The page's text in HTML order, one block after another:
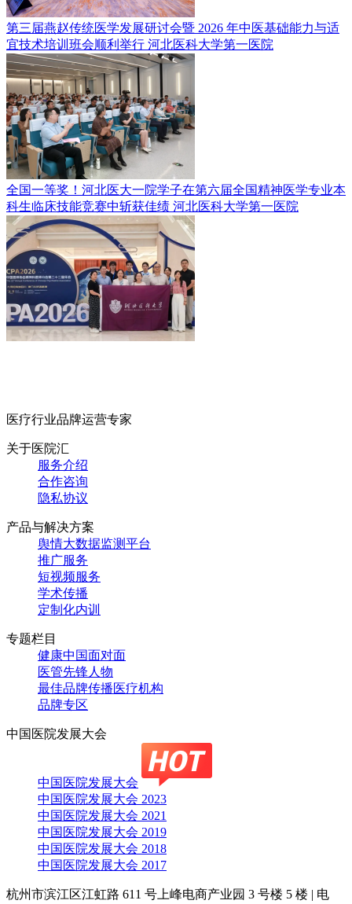
第三届燕赵传统医学发展研讨会暨 2026 年中医基础能力与适
宜技术培训班会顺利举行 河北医科大学第一医院
全国一等奖！河北医大一院学子在第六届全国精神医学专业本
科生临床技能竞赛中斩获佳绩 河北医科大学第一医院
医疗行业品牌运营专家
关于医院汇
服务介绍
合作咨询
隐私协议
产品与解决方案
舆情大数据监测平台
推广服务
短视频服务
学术传播
定制化内训
专题栏目
健康中国面对面
医管先锋人物
最佳品牌传播医疗机构
品牌专区
中国医院发展大会
中国医院发展大会
中国医院发展大会 2023
中国医院发展大会 2021
中国医院发展大会 2019
中国医院发展大会 2018
中国医院发展大会 2017
杭州市滨江区江虹路 611 号上峰电商产业园 3 号楼 5 楼 | 电